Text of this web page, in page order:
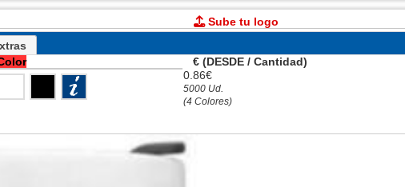
Sube tu logo
€ (DESDE / Cantidad)
0.86€
5000 Ud.
(4 Colores)